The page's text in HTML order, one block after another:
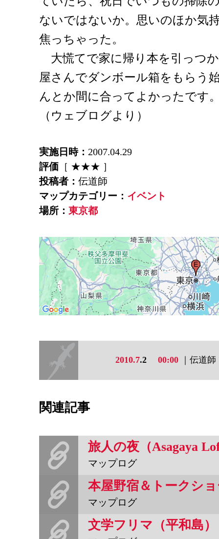
ないではないか。思いのほか気
焦っちゃった。
大慌てで家に帰り本を引っつ
屋さんでダンボール箱をもらう
んとか間に合ってよかったです
（ウェブログより）
実施日時： 2007.04.29
評価 ［ ★★★ ］
投稿者： 伝道師
マップカテゴリー： イベント
場所： 東京都
2010.7.2 00:00 ｜伝道師
関連記事
旅人の夜（Asagaya
マップログ
本屋野宿＆トークシ
マップログ
文学フリマ（平和島）